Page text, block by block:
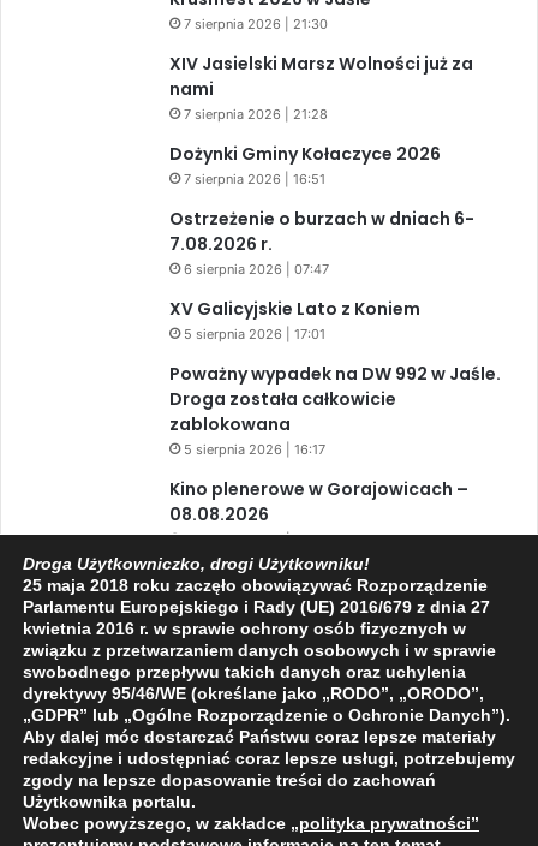
7 sierpnia 2026 | 21:30
XIV Jasielski Marsz Wolności już za
nami
7 sierpnia 2026 | 21:28
Dożynki Gminy Kołaczyce 2026
7 sierpnia 2026 | 16:51
Ostrzeżenie o burzach w dniach 6-
7.08.2026 r.
6 sierpnia 2026 | 07:47
XV Galicyjskie Lato z Koniem
5 sierpnia 2026 | 17:01
Poważny wypadek na DW 992 w Jaśle.
Droga została całkowicie
zablokowana
5 sierpnia 2026 | 16:17
Kino plenerowe w Gorajowicach –
08.08.2026
5 sierpnia 2026 | 10:49
Kulturalny weekend w Jaśle – muzyka,
taniec i regionalne klimaty
5 sierpnia 2026 | 10:16
Facebook
X YouTube
Droga Użytkowniczko, drogi Użytkowniku!
25 maja 2018 roku zaczęło obowiązywać Rozporządzenie
Parlamentu Europejskiego i Rady (UE) 2016/679 z dnia 27
kwietnia 2016 r. w sprawie ochrony osób fizycznych w
związku z przetwarzaniem danych osobowych i w sprawie
swobodnego przepływu takich danych oraz uchylenia
dyrektywy 95/46/WE (określane jako „RODO”, „ORODO”,
„GDPR” lub „Ogólne Rozporządzenie o Ochronie Danych”).
Aby dalej móc dostarczać Państwu coraz lepsze materiały
redakcyjne i udostępniać coraz lepsze usługi, potrzebujemy
zgody na lepsze dopasowanie treści do zachowań
Użytkownika portalu.
Wobec powyższego, w zakładce „polityka prywatności”